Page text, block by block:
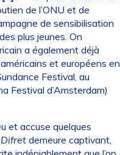
de l’ONU et de
de sensibilisation
plus jeunes. On
a également déjà
et européens en
Festival, au
Festival d’Amsterdam)
et accuse quelques
Difretdemeure captivant,